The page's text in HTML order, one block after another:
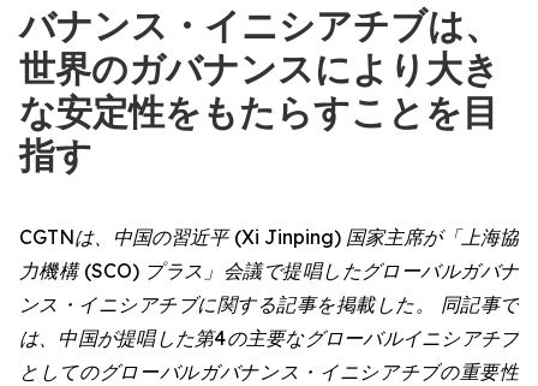
バナンス・イニシアチブは、
世界のガバナンスにより大き
な安定性をもたらすことを目
指す
CGTNは、中国の習近平 (Xi Jinping) 国家主席が「上海協
力機構 (SCO) プラス」会議で提唱したグローバルガバナ
ンス・イニシアチブに関する記事を掲載した。 同記事で
は、中国が提唱した第4の主要なグローバルイニシアチブ
としてのグローバルガバナンス・イニシアチブの重要性